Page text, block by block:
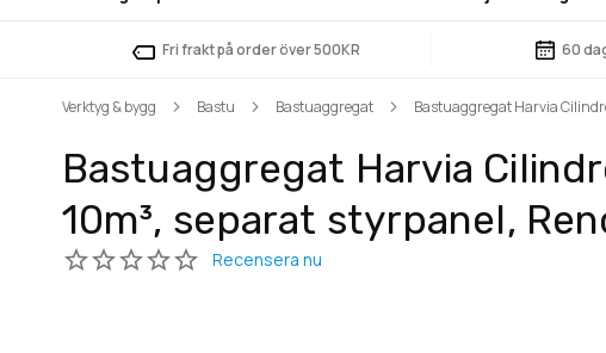
Fri frakt på order över 500KR 60
Verktyg & bygg Bastu Bastuaggregat Bastuaggregat Harvia
Bastuaggregat Harvia
10m³, separat styrpanel,